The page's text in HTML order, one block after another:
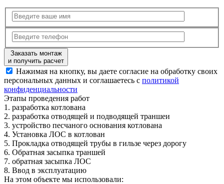
Заказать монтаж
и получить расчет
Нажимая на кнопку, вы даете согласие на обработку своих
персональных данных и соглашаетесь с политикой
конфиденциальности
Этапы проведения работ
1. разработка котлована
2. разработка отводящей и подводящей траншеи
3. устройство песчаного основания котлована
4. Установка ЛОС в котлован
5. Прокладка отводящей трубы в гильзе через дорогу
6. Обратная засыпка траншей
7. обратная засыпка ЛОС
8. Ввод в эксплуатацию
На этом объекте мы использовали: